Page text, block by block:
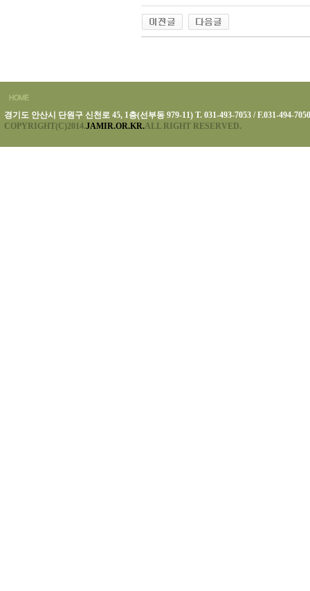
경기도 안산시 단원구 신천로 45, 1층(선부동 979-11) T. 031-493-7053 / F.031-494-7050
COPYRIGHT(C)2014.JAMIR.OR.KR.ALL RIGHT RESERVED.